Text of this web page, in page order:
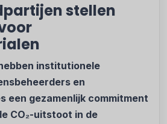
stellen
institutionele
en
een gezamenlijk commitment
CO₂-uitstoot in de